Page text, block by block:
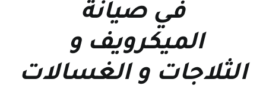
في صيانة
الميكرويف و
الثلاجات و الغسالات